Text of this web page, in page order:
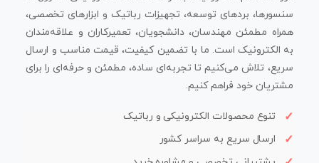
سنسورها، بردهای توسعه، تجهیزات رباتیک و ابزارهای تخصصی،
همراه مطمئن مهندسان، دانشجویان، تعمیرکاران و علاقه‌مندان
به الکترونیک است. ما با تضمین کیفیت، قیمت مناسب و ارسال
سریع، تلاش می‌کنیم تا تجربه‌ای ساده، مطمئن و حرفه‌ای را برای
مشتریان خود فراهم کنیم.
تنوع محصولات الکترونیکی و رباتیک
ارسال سریع به سراسر کشور